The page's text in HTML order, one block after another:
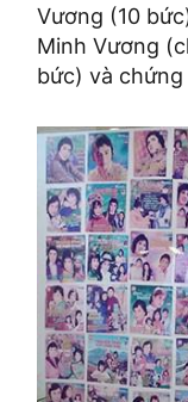
Vương (10
Minh Vương
bức) và